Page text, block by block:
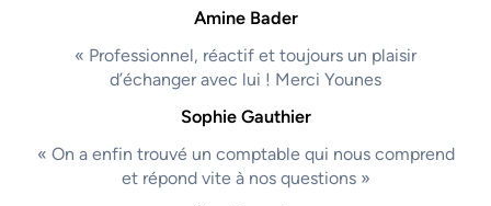
Amine Bader
« Professionnel, réactif et toujours un plaisir
d’échanger avec lui ! Merci Younes
Sophie Gauthier
« On a enfin trouvé un comptable qui nous comprend
et répond vite à nos questions »